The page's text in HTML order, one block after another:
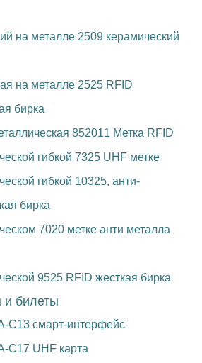
на металле 2509 керамический
на металле 2525 RFID
бирка
852011 Метка RFID
гибкой 7325 UHF метке
гибкой 10325, анти-
бирка
7020 метке анти металла
9525 RFID жесткая бирка
и билеты
C13 смарт-интерфейс
C17 UHF карта